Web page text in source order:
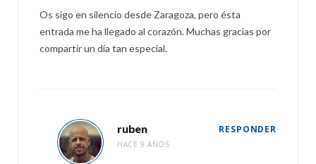
Os sigo en silencio desde Zaragoza, pero ésta
entrada me ha llegado al corazón. Muchas gracias por
compartir un día tan especial.
ruben
HACE 9 AÑOS
RESPONDER